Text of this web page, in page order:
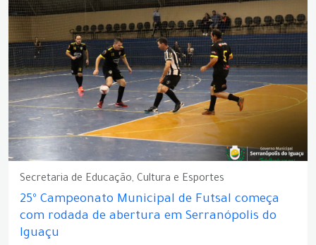
Secretaria de Educação, Cultura e Esportes
25º Campeonato Municipal de Futsal começa
com rodada de abertura em Serranópolis do
Iguaçu